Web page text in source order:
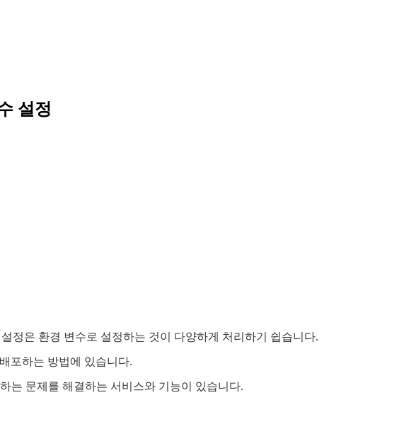
설정
정은 환경 변수로 설정하는 것이 다양하게 처리하기 쉽습니다.
포하는 방법에 있습니다.
는 문제를 해결하는 서비스와 기능이 있습니다.